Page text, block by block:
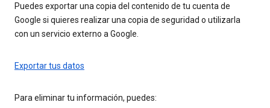
Puedes exportar una copia del contenido de tu cuenta de
Google si quieres realizar una copia de seguridad o utilizarla
con un servicio externo a Google.
Exportar tus datos
Para eliminar tu información, puedes: